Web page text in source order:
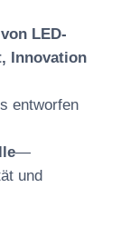
LED-
Innovation
entworfen
—
und